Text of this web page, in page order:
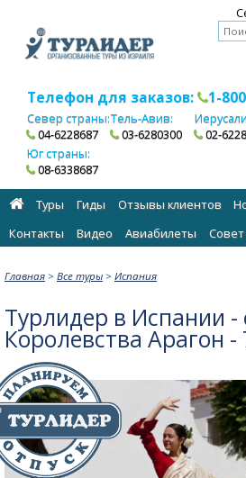
Телефон для заказов: 1-
Север страны:
04-6228687
Тель-Авив:
03-6280300
02-
Юг страны:
08-6338687
Туры Гиды Отзывы клиентов
Контакты
Видео Авиабилеты
Главная > Все туры > Испания
Турлидер в Испании
Королевства Арагон -